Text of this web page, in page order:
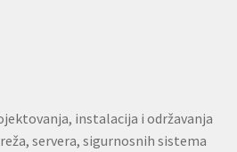
instalacija i održavanja
servera, sigurnosnih sistema